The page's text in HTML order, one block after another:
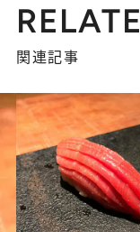
関連記事